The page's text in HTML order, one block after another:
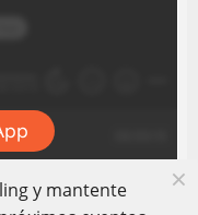
y mantente